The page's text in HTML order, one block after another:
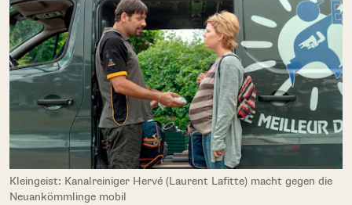
Kleingeist: Kanalreiniger Hervé (Laurent Lafitte) macht gegen die
Neuankömmlinge mobil